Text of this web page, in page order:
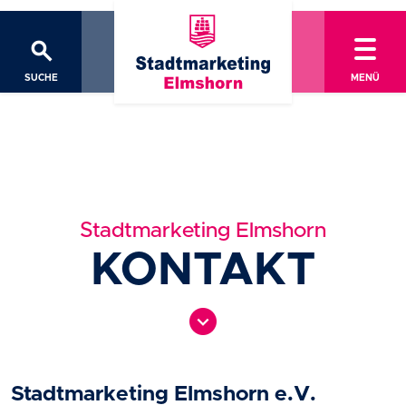
search
SUCHE MENÜ
Stadtmarketing Elmshorn
KONTAKT
expand_circle_down
Stadtmarketing Elmshorn e.V.